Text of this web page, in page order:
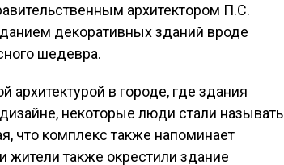
архитектором П.С.
декоративных зданий вроде
шедевра.
архитектурой в городе, где здания
некоторые люди стали называть
что комплекс также напоминает
также окрестили здание